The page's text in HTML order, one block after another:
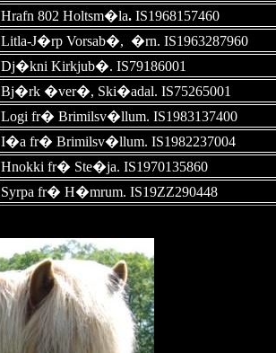
Hrafn 802 Holtsm�la. IS1968157460
Litla-J�rp Vorsab�, �rn. IS1963287960
Dj�kni Kirkjub�. IS79186001
Bj�rk �ver�, Ski�adal. IS75265001
Logi fr� Brimilsv�llum. IS1983137400
I�a fr� Brimilsv�llum. IS1982237004
Hnokki fr� Ste�ja. IS1970135860
Syrpa fr� H�mrum. IS19ZZ290448